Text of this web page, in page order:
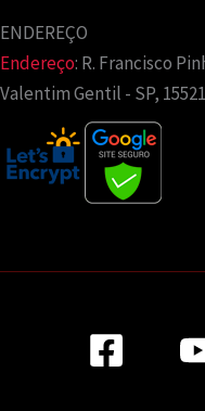
ENDEREÇO
Endereço: R. Francisco
Valentim Gentil - SP,